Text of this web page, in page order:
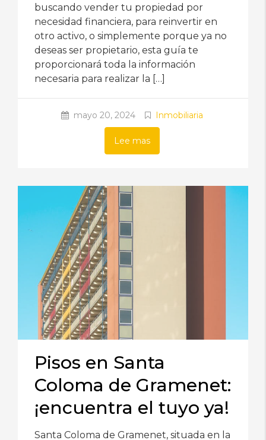
buscando vender tu propiedad por
necesidad financiera, para reinvertir en
otro activo, o simplemente porque ya no
deseas ser propietario, esta guía te
proporcionará toda la información
necesaria para realizar la […]
mayo 20, 2024 Inmobiliaria
Lee mas
Pisos en Santa
Coloma de Gramenet:
¡encuentra el tuyo ya!
Santa Coloma de Gramenet, situada en la